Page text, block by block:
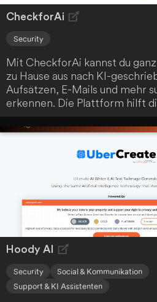
CheckforAi
Security
Mit CheckforAi kannst du
zu Hause aus nach KI-
Aufsätzen, E-Mails und mehr
erkennen. Die Plattform hilft
Plagiate aufzudecken und die
deiner Inhalte sicherzustellen.
Hoody AI
Security
Social & Kommunikation
Support & KI Assistenten